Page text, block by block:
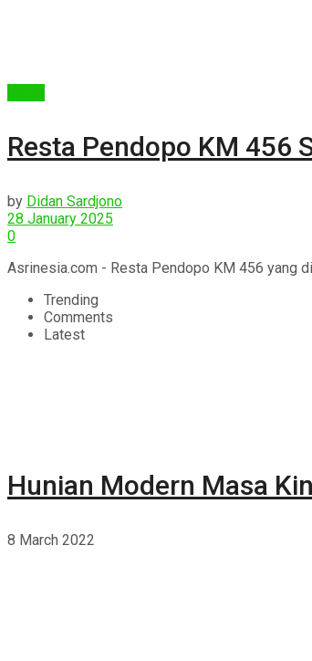
Resta Pendopo KM 456
by Didan Sardjono
28 January 2025
0
Asrinesia.com - Resta Pendopo KM 456 yang
Trending
Comments
Latest
Hunian Modern Masa
8 March 2022